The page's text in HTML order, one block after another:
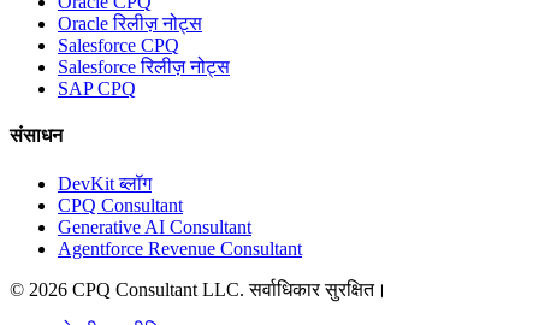
Oracle रिलीज़ नोट्स
Salesforce CPQ
Salesforce रिलीज़ नोट्स
SAP CPQ
संसाधन
DevKit ब्लॉग
CPQ Consultant
Generative AI Consultant
Agentforce Revenue Consultant
© 2026 CPQ Consultant LLC.सर्वाधिकार सुरक्षित।